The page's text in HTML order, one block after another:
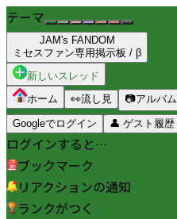
テーマ
JAM's FANDOM
ミセスファン専用掲示板 / β
新しいスレッド
ホーム
👀流し見 📷アルバム
Googleでログイン 👤 ゲスト履歴
ログインすると…
ブックマーク
リアクションの通知
ランクがつく